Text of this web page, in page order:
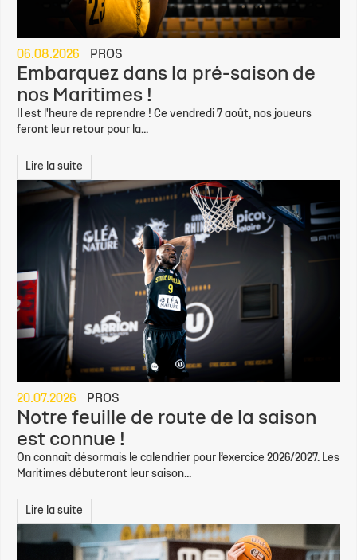
06.08.2026 PROS
Embarquez dans la pré-saison de
nos Maritimes !
Il est l'heure de reprendre ! Ce vendredi 7 août, nos joueurs
feront leur retour pour la...
Lire la suite
20.07.2026 PROS
Notre feuille de route de la saison
est connue !
On connaît désormais le calendrier pour l’exercice 2026/2027. Les
Maritimes débuteront leur saison...
Lire la suite